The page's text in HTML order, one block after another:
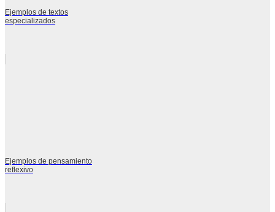
Ejemplos de textos
especializados
Ejemplos de pensamiento
reflexivo